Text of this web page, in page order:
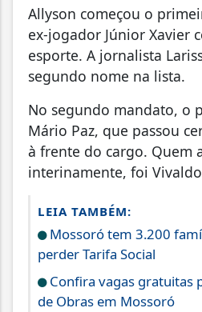
Allyson começou o
ex-jogador Júnior Xavier
esporte. A jornalista
segundo nome na lista.
No segundo mandato, o
Mário Paz, que passou
à frente do cargo. Quem
interinamente, foi
LEIA TAMBÉM:
Mossoró tem 3.200
perder Tarifa Social
Confira vagas gratuitas
de Obras em Mossoró